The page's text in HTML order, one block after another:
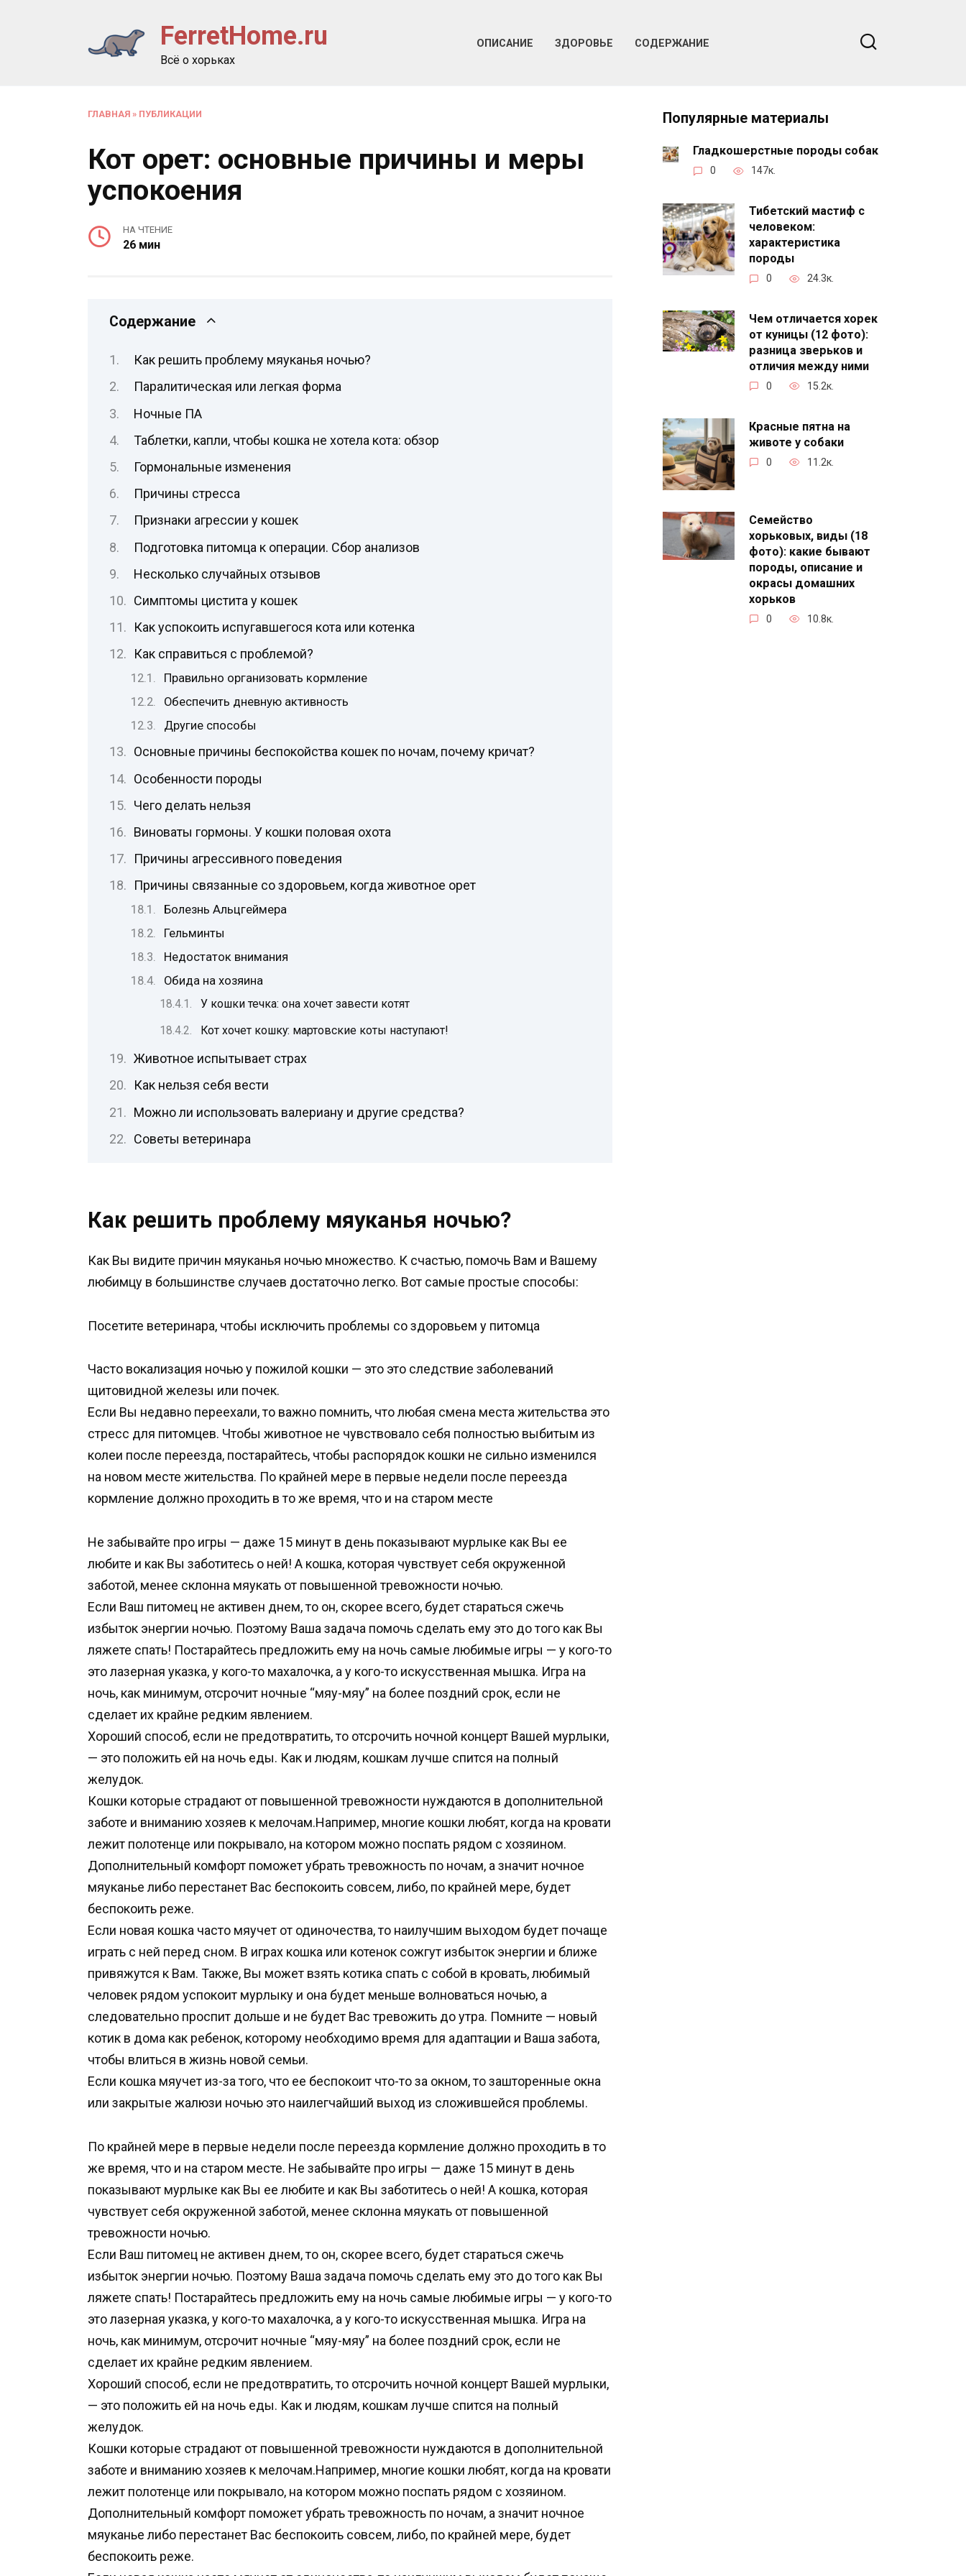
FerretHome.ru
Всё о хорьках
ОПИСАНИЕ ЗДОРОВЬЕ СОДЕРЖАНИЕ
ГЛАВНАЯ » ПУБЛИКАЦИИ
Кот орет: основные причины и меры
успокоения
НА ЧТЕНИЕ
26 мин
Содержание
Как решить проблему мяуканья ночью?
Паралитическая или легкая форма
Ночные ПА
Таблетки, капли, чтобы кошка не хотела кота: обзор
Гормональные изменения
Причины стресса
Признаки агрессии у кошек
Подготовка питомца к операции. Сбор анализов
Несколько случайных отзывов
Симптомы цистита у кошек
Как успокоить испугавшегося кота или котенка
Как справиться с проблемой?
Правильно организовать кормление
Обеспечить дневную активность
Другие способы
Основные причины беспокойства кошек по ночам, почему кричат?
Особенности породы
Чего делать нельзя
Виноваты гормоны. У кошки половая охота
Причины агрессивного поведения
Причины связанные со здоровьем, когда животное орет
Болезнь Альцгеймера
Гельминты
Недостаток внимания
Обида на хозяина
У кошки течка: она хочет завести котят
Кот хочет кошку: мартовские коты наступают!
Животное испытывает страх
Как нельзя себя вести
Можно ли использовать валериану и другие средства?
Советы ветеринара
Как решить проблему мяуканья ночью?
Как Вы видите причин мяуканья ночью множество. К счастью, помочь Вам и Вашему
любимцу в большинстве случаев достаточно легко. Вот самые простые способы:
Посетите ветеринара, чтобы исключить проблемы со здоровьем у питомца
Часто вокализация ночью у пожилой кошки — это это следствие заболеваний
щитовидной железы или почек.
Если Вы недавно переехали, то важно помнить, что любая смена места жительства это
стресс для питомцев. Чтобы животное не чувствовало себя полностью выбитым из
колеи после переезда, постарайтесь, чтобы распорядок кошки не сильно изменился
на новом месте жительства. По крайней мере в первые недели после переезда
кормление должно проходить в то же время, что и на старом месте
Не забывайте про игры — даже 15 минут в день показывают мурлыке как Вы ее
любите и как Вы заботитесь о ней! А кошка, которая чувствует себя окруженной
заботой, менее склонна мяукать от повышенной тревожности ночью.
Если Ваш питомец не активен днем, то он, скорее всего, будет стараться сжечь
избыток энергии ночью. Поэтому Ваша задача помочь сделать ему это до того как Вы
ляжете спать! Постарайтесь предложить ему на ночь самые любимые игры — у кого-то
это лазерная указка, у кого-то махалочка, а у кого-то искусственная мышка. Игра на
ночь, как минимум, отсрочит ночные “мяу-мяу” на более поздний срок, если не
сделает их крайне редким явлением.
Хороший способ, если не предотвратить, то отсрочить ночной концерт Вашей мурлыки,
— это положить ей на ночь еды. Как и людям, кошкам лучше спится на полный
желудок.
Кошки которые страдают от повышенной тревожности нуждаются в дополнительной
заботе и вниманию хозяев к мелочам.Например, многие кошки любят, когда на кровати
лежит полотенце или покрывало, на котором можно поспать рядом с хозяином.
Дополнительный комфорт поможет убрать тревожность по ночам, а значит ночное
мяуканье либо перестанет Вас беспокоить совсем, либо, по крайней мере, будет
беспокоить реже.
Если новая кошка часто мяучет от одиночества, то наилучшим выходом будет почаще
играть с ней перед сном. В играх кошка или котенок сожгут избыток энергии и ближе
привяжутся к Вам. Также, Вы может взять котика спать с собой в кровать, любимый
человек рядом успокоит мурлыку и она будет меньше волноваться ночью, а
следовательно проспит дольше и не будет Вас тревожить до утра. Помните — новый
котик в дома как ребенок, которому необходимо время для адаптации и Ваша забота,
чтобы влиться в жизнь новой семьи.
Если кошка мяучет из-за того, что ее беспокоит что-то за окном, то зашторенные окна
или закрытые жалюзи ночью это наилегчайший выход из сложившейся проблемы.
По крайней мере в первые недели после переезда кормление должно проходить в то
же время, что и на старом месте. Не забывайте про игры — даже 15 минут в день
показывают мурлыке как Вы ее любите и как Вы заботитесь о ней! А кошка, которая
чувствует себя окруженной заботой, менее склонна мяукать от повышенной
тревожности ночью.
Если Ваш питомец не активен днем, то он, скорее всего, будет стараться сжечь
избыток энергии ночью. Поэтому Ваша задача помочь сделать ему это до того как Вы
ляжете спать! Постарайтесь предложить ему на ночь самые любимые игры — у кого-то
это лазерная указка, у кого-то махалочка, а у кого-то искусственная мышка. Игра на
ночь, как минимум, отсрочит ночные “мяу-мяу” на более поздний срок, если не
сделает их крайне редким явлением.
Хороший способ, если не предотвратить, то отсрочить ночной концерт Вашей мурлыки,
— это положить ей на ночь еды. Как и людям, кошкам лучше спится на полный
желудок.
Кошки которые страдают от повышенной тревожности нуждаются в дополнительной
заботе и вниманию хозяев к мелочам.Например, многие кошки любят, когда на кровати
лежит полотенце или покрывало, на котором можно поспать рядом с хозяином.
Дополнительный комфорт поможет убрать тревожность по ночам, а значит ночное
мяуканье либо перестанет Вас беспокоить совсем, либо, по крайней мере, будет
беспокоить реже.
Популярные материалы
Гладкошерстные породы собак
0 147к.
Тибетский мастиф с
человеком:
характеристика
породы
0 24.3к.
Чем отличается хорек
от куницы (12 фото):
разница зверьков и
отличия между ними
0 15.2к.
Красные пятна на
животе у собаки
0 11.2к.
Семейство
хорьковых, виды (18
фото): какие бывают
породы, описание и
окрасы домашних
хорьков
0 10.8к.